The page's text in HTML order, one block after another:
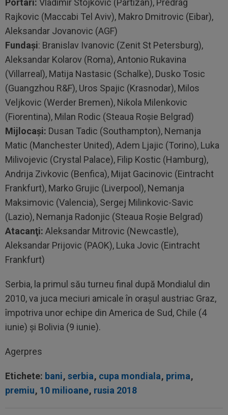
Portari: Vladimir Stojkovic (Partizan), Predrag
Rajkovic (Maccabi Tel Aviv), Makro Dmitrovic (Eibar),
Aleksandar Jovanovic (AGF)
Fundaşi: Branislav Ivanovic (Zenit St Petersburg),
Aleksandar Kolarov (Roma), Antonio Rukavina
(Villarreal), Matija Nastasic (Schalke), Dusko Tosic
(Guangzhou R&F), Uros Spajic (Krasnodar), Milos
Veljkovic (Werder Bremen), Nikola Milenkovic
(Fiorentina), Milan Rodic (Steaua Roşie Belgrad)
Mijlocaşi: Dusan Tadic (Southampton), Nemanja
Matic (Manchester United), Adem Ljajic (Torino), Luka
Milivojevic (Crystal Palace), Filip Kostic (Hamburg),
Andrija Zivkovic (Benfica), Mijat Gacinovic (Eintracht
Frankfurt), Marko Grujic (Liverpool), Nemanja
Maksimovic (Valencia), Sergej Milinkovic-Savic
(Lazio), Nemanja Radonjic (Steaua Roşie Belgrad)
Atacanţi: Aleksandar Mitrovic (Newcastle),
Aleksandar Prijovic (PAOK), Luka Jovic (Eintracht
Frankfurt)
Serbia, la primul său turneu final după Mondialul din
2010, va juca meciuri amicale în oraşul austriac Graz,
împotriva unor echipe din America de Sud, Chile (4
iunie) şi Bolivia (9 iunie).
Agerpres
Etichete: bani, serbia, cupa mondiala, prima,
premiu, 10 milioane, rusia 2018